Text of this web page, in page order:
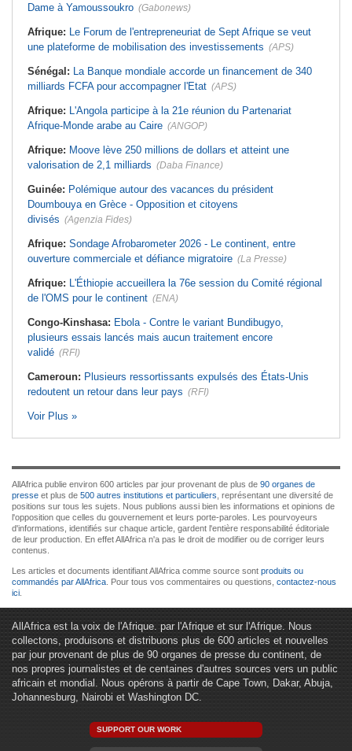
Dame à Yamoussoukro (Gabonews)
Afrique: Le Forum de l'entrepreneuriat de Sept Afrique se veut
une plateforme de mobilisation des investissements (APS)
Sénégal: La Banque mondiale accorde un financement de 340
milliards FCFA pour accompagner l'Etat (APS)
Afrique: L'Angola participe à la 21e réunion du Partenariat
Afrique-Monde arabe au Caire (ANGOP)
Afrique: Moove lève 250 millions de dollars et atteint une
valorisation de 2,1 milliards (Daba Finance)
Guinée: Polémique autour des vacances du président
Doumbouya en Grèce - Opposition et citoyens
divisés (Agenzia Fides)
Afrique: Sondage Afrobarometer 2026 - Le continent, entre
ouverture commerciale et défiance migratoire (La Presse)
Afrique: L'Éthiopie accueillera la 76e session du Comité régional
de l'OMS pour le continent (ENA)
Congo-Kinshasa: Ebola - Contre le variant Bundibugyo,
plusieurs essais lancés mais aucun traitement encore
validé (RFI)
Cameroun: Plusieurs ressortissants expulsés des États-Unis
redoutent un retour dans leur pays (RFI)
Voir Plus »
AllAfrica publie environ 600 articles par jour provenant de plus de 90 organes de
presse et plus de 500 autres institutions et particuliers , représentant une diversité de
positions sur tous les sujets. Nous publions aussi bien les informations et opinions de
l'opposition que celles du gouvernement et leurs porte-paroles. Les pourvoyeurs
d'informations, identifiés sur chaque article, gardent l'entière responsabilité éditoriale
de leur production. En effet AllAfrica n'a pas le droit de modifier ou de corriger leurs
contenus.
Les articles et documents identifiant AllAfrica comme source sont produits ou
commandés par AllAfrica . Pour tous vos commentaires ou questions, contactez-nous
ici
AllAfrica est la voix de l'Afrique. par l'Afrique et sur l'Afrique. Nous
collectons, produisons et distribuons plus de 600 articles et nouvelles
par jour provenant de plus de 90 organes de presse du continent, de
nos propres journalistes et de centaines d'autres sources vers un public
africain et mondial. Nous opérons à partir de Cape Town, Dakar, Abuja,
Johannesburg, Nairobi et Washington DC.
SUPPORT OUR WORK